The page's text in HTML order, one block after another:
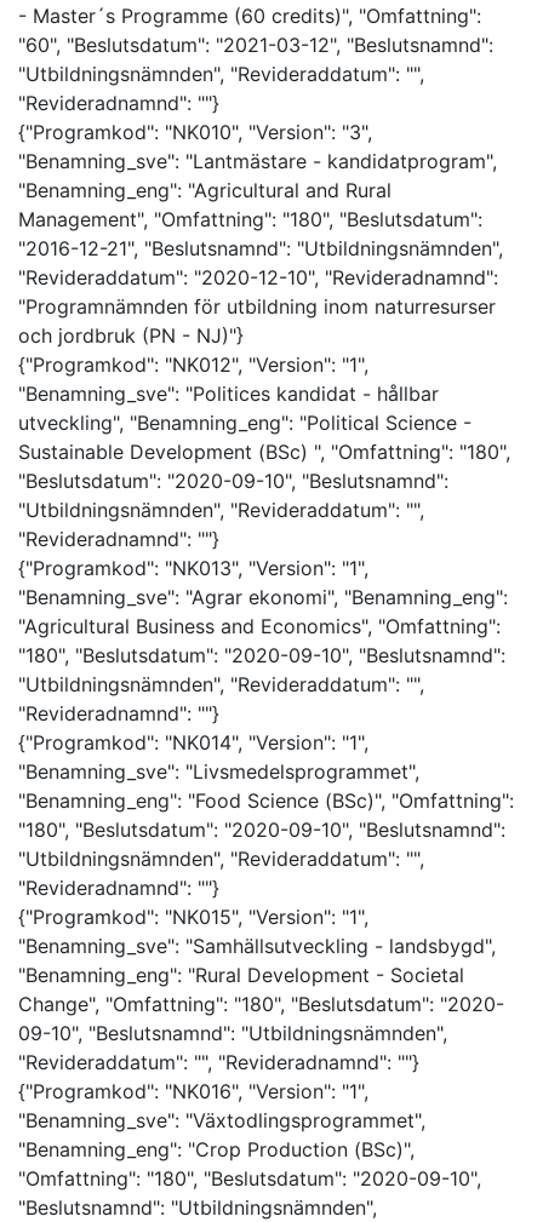
- Master´s Programme (60 credits)", "Omfattning":
"60", "Beslutsdatum": "2021-03-12", "Beslutsnamnd":
"Utbildningsnämnden", "Revideraddatum": "",
"Revideradnamnd": ""}
{"Programkod": "NK010", "Version": "3",
"Benamning_sve": "Lantmästare - kandidatprogram",
"Benamning_eng": "Agricultural and Rural
Management", "Omfattning": "180", "Beslutsdatum":
"2016-12-21", "Beslutsnamnd": "Utbildningsnämnden",
"Revideraddatum": "2020-12-10", "Revideradnamnd":
"Programnämnden för utbildning inom naturresurser
och jordbruk (PN - NJ)"}
{"Programkod": "NK012", "Version": "1",
"Benamning_sve": "Politices kandidat - hållbar
utveckling", "Benamning_eng": "Political Science -
Sustainable Development (BSc) ", "Omfattning": "180",
"Beslutsdatum": "2020-09-10", "Beslutsnamnd":
"Utbildningsnämnden", "Revideraddatum": "",
"Revideradnamnd": ""}
{"Programkod": "NK013", "Version": "1",
"Benamning_sve": "Agrar ekonomi", "Benamning_eng":
"Agricultural Business and Economics", "Omfattning":
"180", "Beslutsdatum": "2020-09-10", "Beslutsnamnd":
"Utbildningsnämnden", "Revideraddatum": "",
"Revideradnamnd": ""}
{"Programkod": "NK014", "Version": "1",
"Benamning_sve": "Livsmedelsprogrammet",
"Benamning_eng": "Food Science (BSc)", "Omfattning":
"180", "Beslutsdatum": "2020-09-10", "Beslutsnamnd":
"Utbildningsnämnden", "Revideraddatum": "",
"Revideradnamnd": ""}
{"Programkod": "NK015", "Version": "1",
"Benamning_sve": "Samhällsutveckling - landsbygd",
"Benamning_eng": "Rural Development - Societal
Change", "Omfattning": "180", "Beslutsdatum": "2020-
09-10", "Beslutsnamnd": "Utbildningsnämnden",
"Revideraddatum": "", "Revideradnamnd": ""}
{"Programkod": "NK016", "Version": "1",
"Benamning_sve": "Växtodlingsprogrammet",
"Benamning_eng": "Crop Production (BSc)",
"Omfattning": "180", "Beslutsdatum": "2020-09-10",
"Beslutsnamnd": "Utbildningsnämnden",